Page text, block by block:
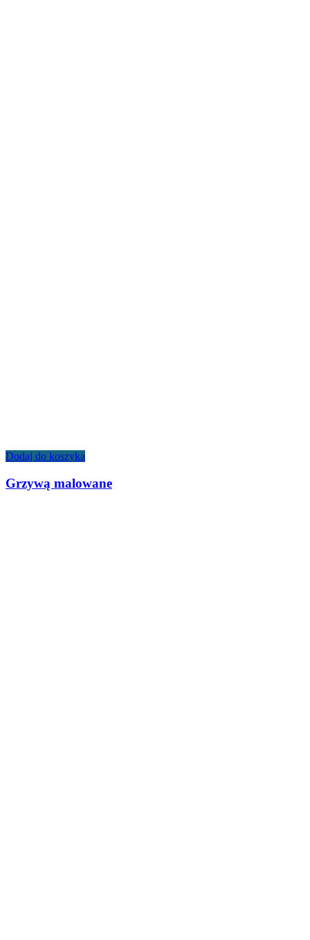
Dodaj do koszyka
Grzywą malowane